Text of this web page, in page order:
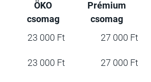
ÖKO
csomag
Prémium
csomag
23 000 Ft
27 000 Ft
23 000 Ft 27 000 Ft